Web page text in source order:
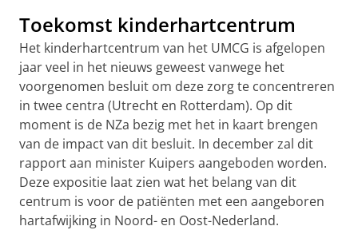
Toekomst kinderhartcentrum
Het kinderhartcentrum van het UMCG is afgelopen
jaar veel in het nieuws geweest vanwege het
voorgenomen besluit om deze zorg te concentreren
in twee centra (Utrecht en Rotterdam). Op dit
moment is de NZa bezig met het in kaart brengen
van de impact van dit besluit. In december zal dit
rapport aan minister Kuipers aangeboden worden.
Deze expositie laat zien wat het belang van dit
centrum is voor de patiënten met een aangeboren
hartafwijking in Noord- en Oost-Nederland.